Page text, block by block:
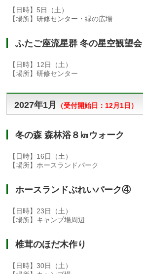
【日時】5日（土）
【場所】研修センター・緑の広場
ふたご座流星群 冬の星空観望会
【日時】12日（土）
【場所】研修センター
2027年1月 （受付開始日：12月1日）
冬の森 森林浴８㎞ウォーク
【日時】16日（土）
【場所】ホースランドパーク
ホースランドぷれいパーク④
【日時】23日（土）
【場所】キャンプ場周辺
椎茸のほだ木作り
【日時】30日（土）